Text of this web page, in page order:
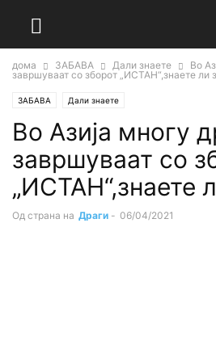
дома ЗАБАВА Дали знаете
Во
завршуваат со зборот „ИСТАН“,знаете ли
ЗАБАВА Дали знаете
Во Азија многу
завршуваат со
„ИСТАН“,знаете
Од страна на Драги - 06/04/2021